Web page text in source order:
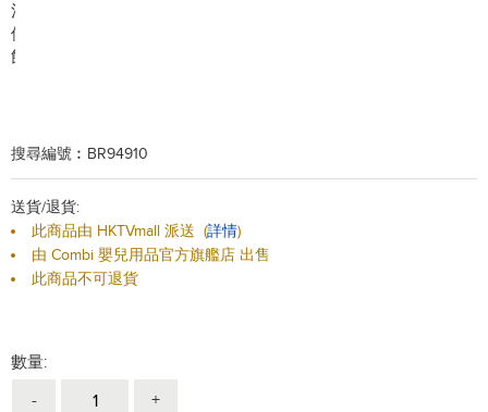
溫馨提示: 不鏽鋼杯上標籤「MAX 40℃」是為了確保安全給幼兒
使用時不應超過40度，但由於此產品設計為冷暖保溫瓶，存放熱
飲的溫度是可以超過100℃。
搜尋編號︰BR94910
送貨/退貨:
此商品由 HKTVmall 派送 (詳情)
由 Combi 嬰兒用品官方旗艦店 出售
此商品不可退貨
數量:
- +